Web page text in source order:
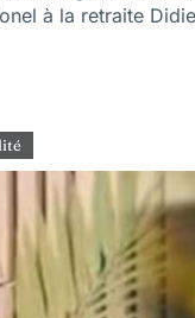
à la retraite